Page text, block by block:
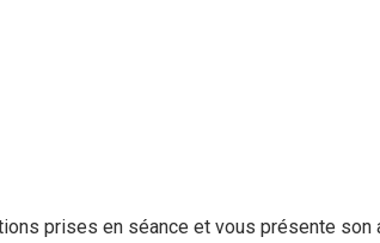
prises en séance et vous présente son